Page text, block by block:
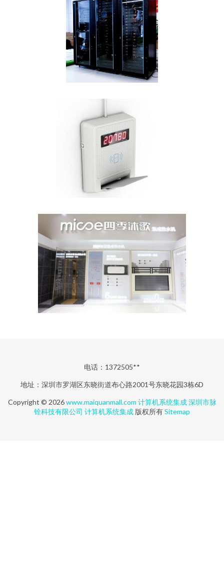
电话：1372505**
地址：深圳市罗湖区东晓街道布心路2001号东晓花园3栋6D
Copyright © 2026www.maiquanmall.com 计算机系统集成 深圳市脉
铨科技有限公司 计算机系统集成 版权所有Sitemap